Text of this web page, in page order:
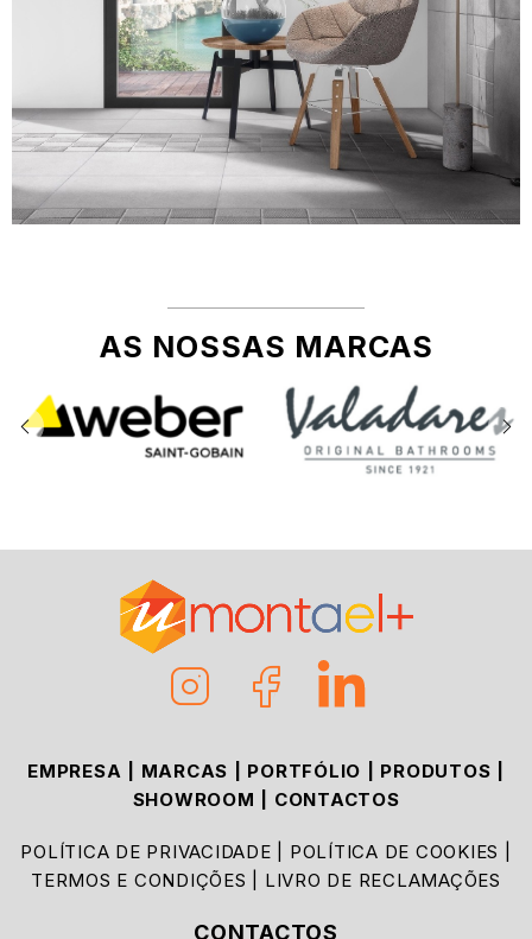
AS NOSSAS MARCAS
EMPRESA MARCAS PORTFÓLIO PRODUTOS
SHOWROOM
CONTACTOS
POLÍTICA DE PRIVACIDADE POLÍTICA DE COOKIES
TERMOS E CONDIÇÕES
LIVRO DE RECLAMAÇÕES
CONTACTOS